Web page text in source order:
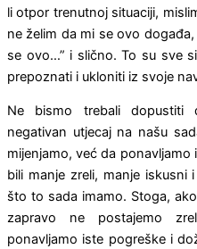
li otpor trenutnoj situaciji,
ne želim da mi se ovo
se ovo…” i slično. To su sve
prepoznati i ukloniti iz svoje
Ne bismo trebali dopusti­ti
negativan utjecaj na našu
mijenjamo, već da
bili manje zreli, manje iskusni
što to sada imamo. Stoga,
zapravo ne postajemo
ponavljamo iste pogreške i